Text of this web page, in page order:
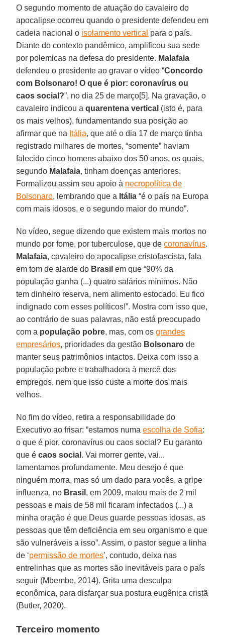
O segundo momento de atuação do cavaleiro do
apocalipse ocorreu quando o presidente defendeu em
cadeia nacional o isolamento vertical para o país.
Diante do contexto pandêmico, amplificou sua sede
por polemicas na defesa do presidente. Malafaia
defendeu o presidente ao gravar o vídeo “Concordo
com Bolsonaro! O que é pior: coronavírus ou
caos social?”, no dia 25 de março[5]. Na gravação, o
cavaleiro indicou aquarentena vertical (isto é, para
os mais velhos), fundamentando sua posição ao
afirmar que na Itália, que até o dia 17 de março tinha
registrado milhares de mortes, “somente” haviam
falecido cinco homens abaixo dos 50 anos, os quais,
segundo Malafaia, tinham doenças anteriores.
Formalizou assim seu apoio à necropolítica de
Bolsonaro, lembrando que a Itália “é o país na Europa
com mais idosos, e o segundo maior do mundo”.
No vídeo, segue dizendo que existem mais mortos no
mundo por fome, por tuberculose, que decoronavírus.
Malafaia, cavaleiro do apocalipse cristofascista, fala
em tom de alarde do Brasil em que “90% da
população ganha (...) quatro salários mínimos. Não
tem dinheiro reserva, nem alimento estocado. Eu fico
indignado com esses políticos!”. Mostra com isso que,
ao contrário de suas palavras, não está preocupado
com a população pobre, mas, com osgrandes
empresários, prioridades da gestão Bolsonaro de
manter seus patrimônios intactos. Deixa com isso a
população pobre e trabalhadora à mercê dos
empregos, nem que isso custe a morte dos mais
velhos.
No fim do vídeo, retira a responsabilidade do
Executivo ao frisar: “estamos numaescolha de Sofia:
o que é pior, coronavírus ou caos social? Eu garanto
que écaos social . Vai morrer gente, vai...
lamentamos profundamente. Meu desejo é que
ninguém morra, mas só um dado para vocês, a gripe
influenza, no Brasil , em 2009, matou mais de 2 mil
pessoas e mais de 58 mil ficaram infectados (...) a
minha oração é que Deus guarde pessoas idosas, as
pessoas que têm deficiência em seu organismo e que
são vulneráveis a isso”. Assim, o pastor segue a linha
de ‘permissão de mortes’, contudo, deixa nas
entrelinhas que as mortes são inevitáveis para o país
seguir (Mbembe, 2014). Grita uma desculpa
econômica, para disfarçar sua postura eugênica cristã
(Butler, 2020).
Terceiro momento